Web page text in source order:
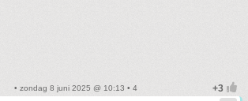
• zondag 8 juni 2025 @ 10:13 • 4